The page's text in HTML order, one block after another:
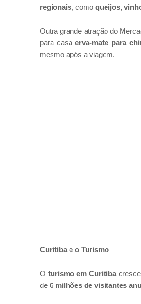
regionais, como queijos,
Outra grande atração do
para casaerva-mate para
mesmo após a viagem.
Curitiba e o Turismo
O turismo em Curitiba
de 6 milhões de visitantes